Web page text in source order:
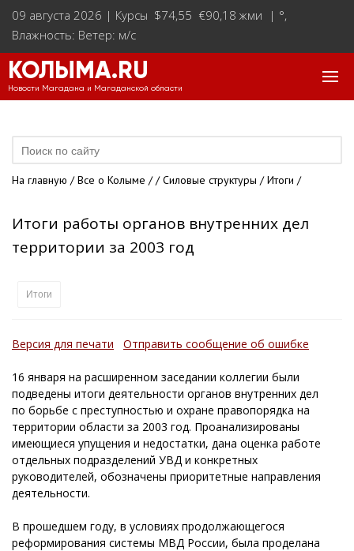
09 августа 2026 | Курсы $74,55 €90,18 жми | °,
Влажность: Ветер: м/с
КОЛЫМА.RU
Новости Магадана и Магаданской области
На главную /Все о Колыме //Силовые структуры /Итоги /
Итоги работы органов внутренних дел
территории за 2003 год
Итоги
Версия для печати Отправить сообщение об ошибке
16 января на расширенном заседании коллегии были
подведены итоги деятельности органов внутренних дел
по борьбе с преступностью и охране правопорядка на
территории области за 2003 год. Проанализированы
имеющиеся упущения и недостатки, дана оценка работе
отдельных подразделений УВД и конкретных
руководителей, обозначены приоритетные направления
деятельности.
В прошедшем году, в условиях продолжающегося
реформирования системы МВД России, была проделана